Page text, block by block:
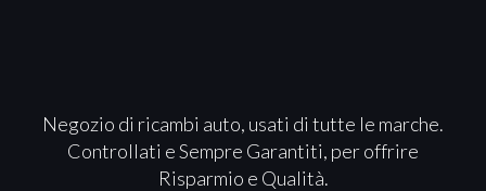
Negozio di ricambi auto, usati di tutte le marche.
Controllati e Sempre Garantiti, per offrire
Risparmio e Qualità.